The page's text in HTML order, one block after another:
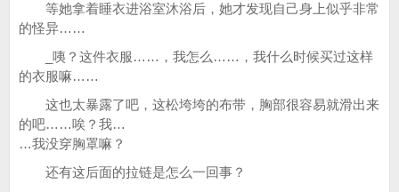
等她拿着睡衣进浴室沐浴后，她才发现自己身上似乎非常
的怪异……
_咦？这件衣服……，我怎么……，我什么时候买过这样
的衣服嘛……
这也太暴露了吧，这松垮垮的布带，胸部很容易就滑出来
的吧……唉？我…
…我没穿胸罩嘛？
还有这后面的拉链是怎么一回事？